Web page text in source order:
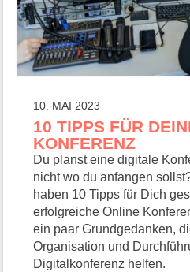
10. MAI 2023
10 TIPPS FÜR
KONFERENZ
Du planst eine digitale
nicht wo du anfangen
haben 10 Tipps für Dich
erfolgreiche Online
ein paar Grundgedanken,
Organisation und
Digitalkonferenz helfen.